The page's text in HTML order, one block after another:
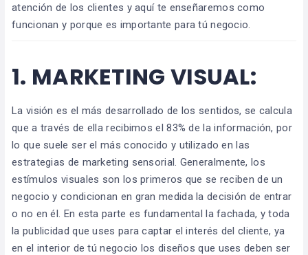
atención de los clientes y aquí te enseñaremos como
funcionan y porque es importante para tú negocio.
1. MARKETING VISUAL:
La visión es el más desarrollado de los sentidos, se calcula
que a través de ella recibimos el 83% de la información, por
lo que suele ser el más conocido y utilizado en las
estrategias de marketing sensorial. Generalmente, los
estímulos visuales son los primeros que se reciben de un
negocio y condicionan en gran medida la decisión de entrar
o no en él. En esta parte es fundamental la fachada, y toda
la publicidad que uses para captar el interés del cliente, ya
en el interior de tú negocio los diseños que uses deben ser